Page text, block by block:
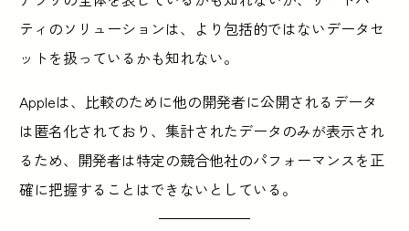
ティのソリューションは、より包括的ではないデータセ
ットを扱っているかも知れない。
Appleは、比較のために他の開発者に公開されるデータ
は匿名化されており、集計されたデータのみが表示され
るため、開発者は特定の競合他社のパフォーマンスを正
確に把握することはできないとしている。